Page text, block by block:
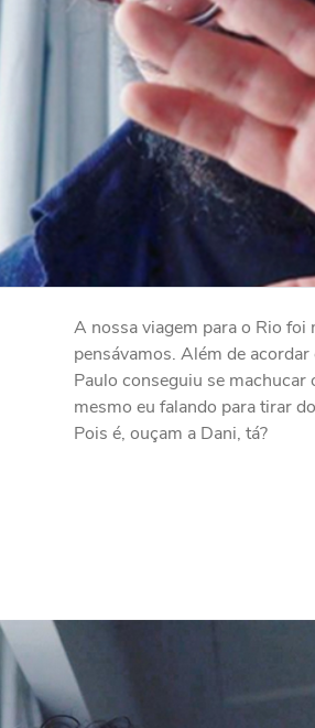
A nossa viagem para o Rio foi
pensávamos. Além de
Paulo conseguiu se machucar
mesmo eu falando para tirar
Pois é, ouçam a Dani, tá?